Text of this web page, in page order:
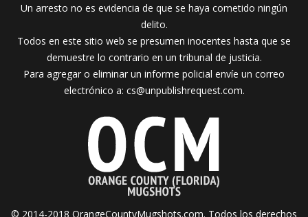
Un arresto no es evidencia de que se haya cometido ningún
delito.
Todos en este sitio web se presumen inocentes hasta que se
demuestre lo contrario en un tribunal de justicia.
Para agregar o eliminar un informe policial envíe un correo
electrónico a: cs@unpublishrequest.com.
© 2014-2018 OrangeCountyMugshots.com. Todos los derechos